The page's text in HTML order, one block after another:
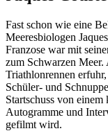
Fast schon wie eine
Meeresbiologen
Franzose war mit
zum Schwarzen Meer.
Triathlonrennen
Schüler- und
Startschuss von
Autogramme und
gefilmt wird.